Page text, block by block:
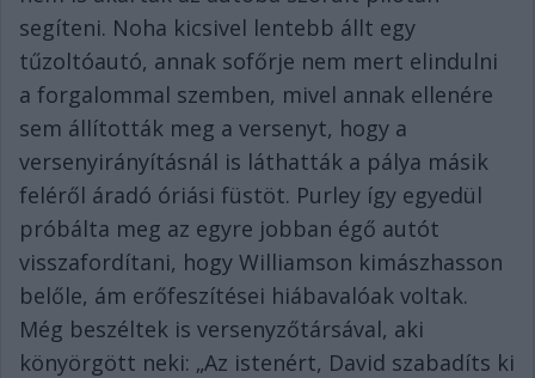
segíteni. Noha kicsivel lentebb állt egy
tűzoltóautó, annak sofőrje nem mert elindulni
a forgalommal szemben, mivel annak ellenére
sem állították meg a versenyt, hogy a
versenyirányításnál is láthatták a pálya másik
feléről áradó óriási füstöt. Purley így egyedül
próbálta meg az egyre jobban égő autót
visszafordítani, hogy Williamson kimászhasson
belőle, ám erőfeszítései hiábavalóak voltak.
Még beszéltek is versenyzőtársával, aki
könyörgött neki: „Az istenért, David szabadíts ki